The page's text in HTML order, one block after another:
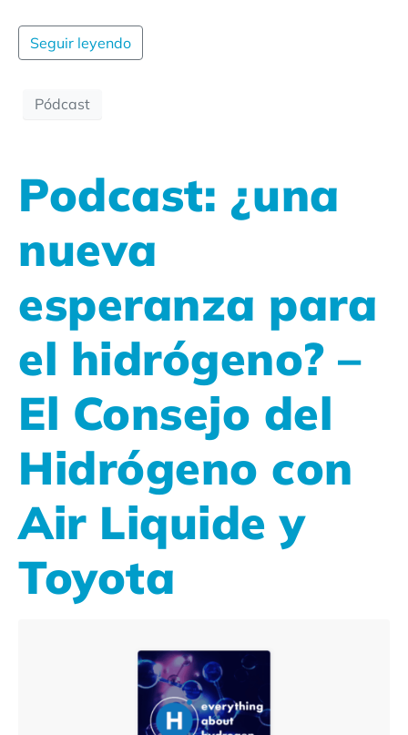
Seguir leyendo
Pódcast
Podcast: ¿una
nueva
esperanza para
el hidrógeno? –
El Consejo del
Hidrógeno con
Air Liquide y
Toyota